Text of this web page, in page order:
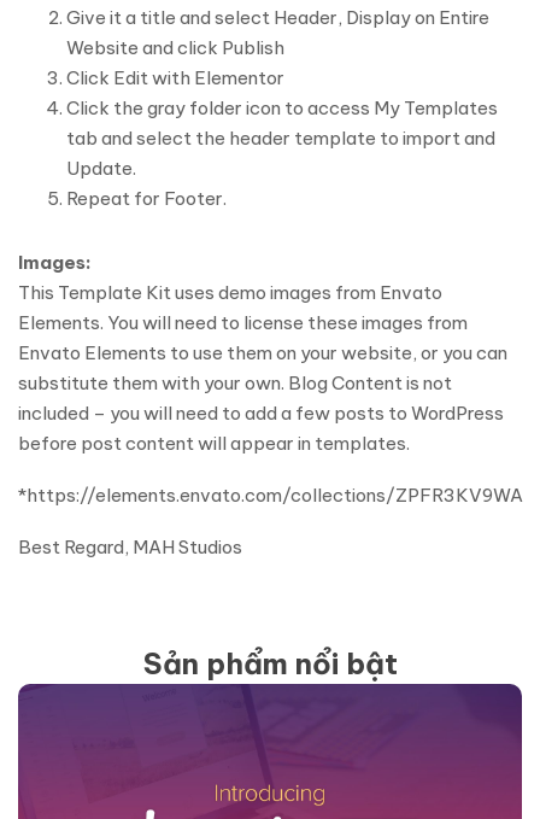
Give it a title and select Header, Display on Entire
Website and click Publish
Click Edit with Elementor
Click the gray folder icon to access My Templates
tab and select the header template to import and
Update.
Repeat for Footer.
Images:
This Template Kit uses demo images from Envato
Elements. You will need to license these images from
Envato Elements to use them on your website, or you can
substitute them with your own. Blog Content is not
included – you will need to add a few posts to WordPress
before post content will appear in templates.
*https://elements.envato.com/collections/ZPFR3KV9WA
Best Regard, MAH Studios
Sản phẩm nổi bật